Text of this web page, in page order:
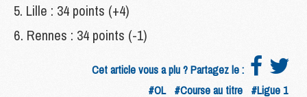
Lille : 34 points (+4)
Rennes : 34 points (-1)
Cet article vous a plu ? Partagez le :
#OL #Course au titre #Ligue 1